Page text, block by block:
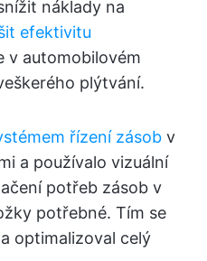
náklady na
efektivitu
v automobilovém
plýtvání.
řízení zásob v
a používalo vizuální
potřeb zásob v
potřebné. Tím se
optimalizoval celý